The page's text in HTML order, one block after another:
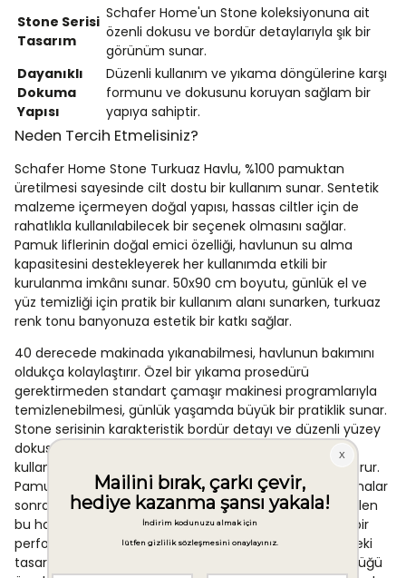
Stone Serisi
Tasarım
Schafer Home'un Stone koleksiyonuna ait
özenli dokusu ve bordür detaylarıyla şık bir
görünüm sunar.
Dayanıklı
Dokuma
Yapısı
Düzenli kullanım ve yıkama döngülerine karşı
formunu ve dokusunu koruyan sağlam bir
yapıya sahiptir.
Neden Tercih Etmelisiniz?
Schafer Home Stone Turkuaz Havlu, %100 pamuktan
üretilmesi sayesinde cilt dostu bir kullanım sunar. Sentetik
malzeme içermeyen doğal yapısı, hassas ciltler için de
rahatlıkla kullanılabilecek bir seçenek olmasını sağlar.
Pamuk liflerinin doğal emici özelliği, havlunun su alma
kapasitesini destekleyerek her kullanımda etkili bir
kurulanma imkânı sunar. 50x90 cm boyutu, günlük el ve
yüz temizliği için pratik bir kullanım alanı sunarken, turkuaz
renk tonu banyonuza estetik bir katkı sağlar.
40 derecede makinada yıkanabilmesi, havlunun bakımını
oldukça kolaylaştırır. Özel bir yıkama prosedürü
gerektirmeden standart çamaşır makinesi programlarıyla
temizlenebilmesi, günlük yaşamda büyük bir pratiklik sunar.
Stone serisinin karakteristik bordür detayı ve düzenli yüzey
dokusu, ürüne görsel bir değer katarken uzun süreli
kullanımda da formunu koruyan sağlam bir yapı oluşturur.
Pamuk içerikli ürünlerin doğası gereği tekrarlayan yıkamalar
sonrasında yumuşaklık özelliğini büyük ölçüde koruyabilen
bu havlu, günlük kullanım yoğunluğuna karşı dayanıklı bir
performans ortaya koyar. Schafer markasının bu serideki
tasarım anlayışı, hem işlevselliği hem de estetik bütünlüğü